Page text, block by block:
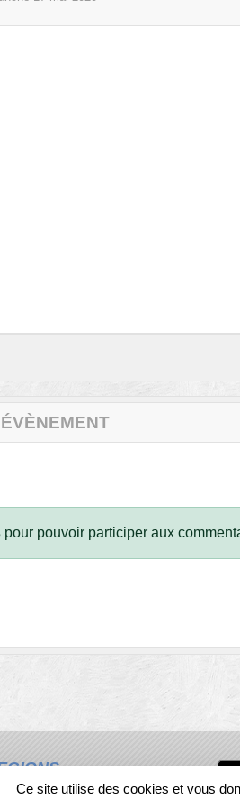
pour pouvoir participer aux
visites
Ce site utilise des cookies et vous